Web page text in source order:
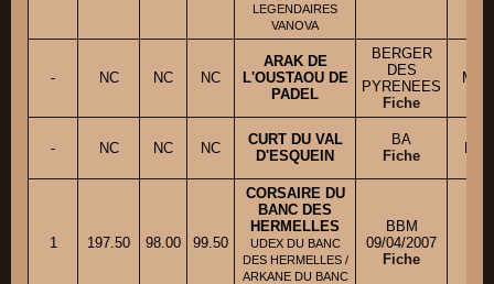
LEGENDAIRES
VANOVA
- NC NC NC
ARAK DE
L'OUSTAOU DE
PADEL
BERGER
DES
PYRENEES
Fiche
- NC NC NC
CURT DU VAL
D'ESQUEIN
BA
Fiche
1 197.50 98.00 99.50
CORSAIRE DU
BANC DES
HERMELLES
UDEX DU BANC
DES HERMELLES /
ARKANE DU BANC
BBM
09/04/2007
Fiche